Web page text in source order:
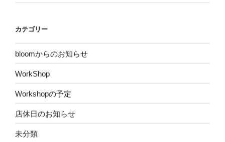
カテゴリー
bloomからのお知らせ
WorkShop
Workshopの予定
店休日のお知らせ
未分類